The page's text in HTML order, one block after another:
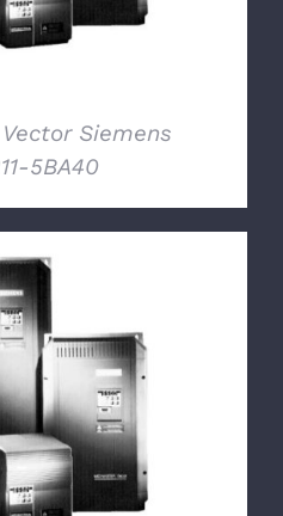
Siemens
5BA40